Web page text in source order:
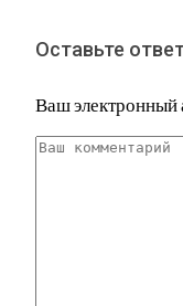
Оставьте
Ваш электронный